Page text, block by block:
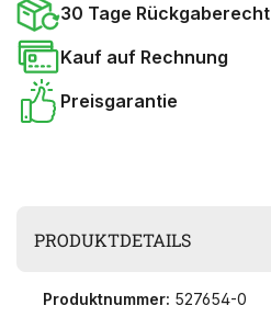
30 Tage Rückgaberecht
Kauf auf Rechnung
Preisgarantie
PRODUKTDETAILS
Produktnummer: 527654-0